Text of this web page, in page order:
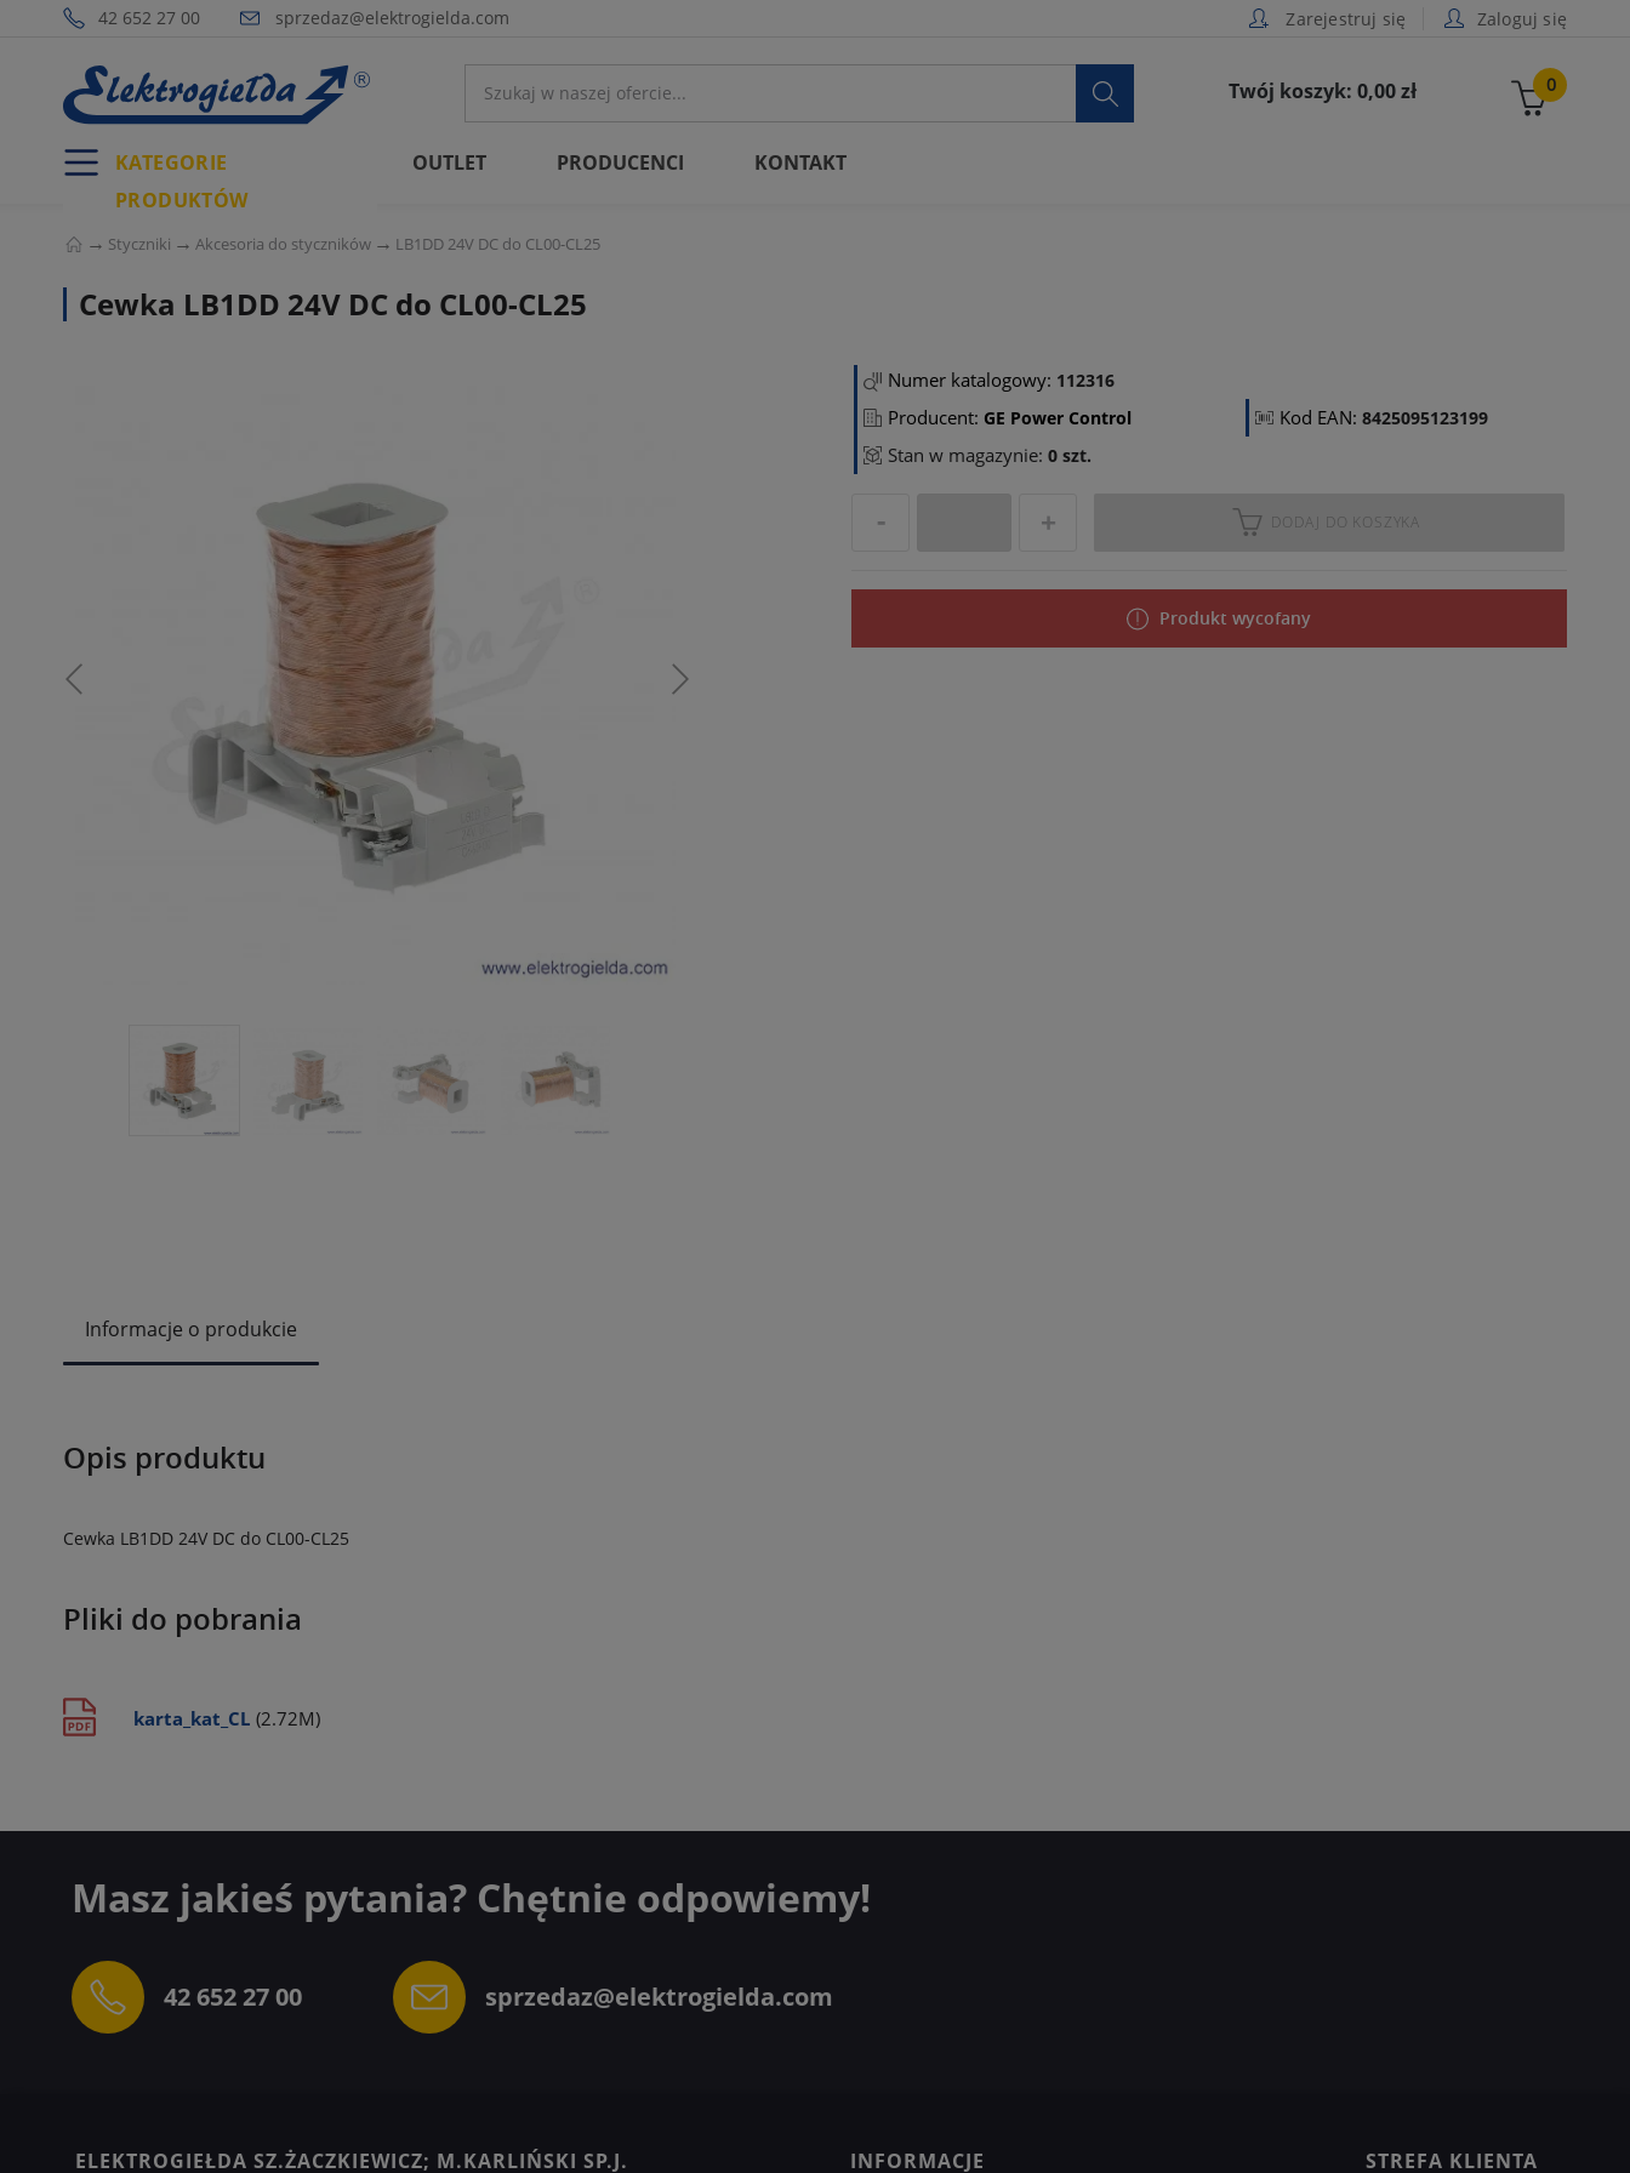
42 652 27 00 sprzedaz@elektrogielda.com Zarejestruj się Zaloguj się
0
Twój koszyk: 0,00 zł

KATEGORIE
PRODUKTÓW
OUTLET PRODUCENCI KONTAKT
Styczniki Akcesoria do styczników LB1DD 24V DC do CL00-CL25
Cewka LB1DD 24V DC do CL00-CL25
Numer katalogowy: 112316
Producent: GE Power Control Kod EAN:8425095123199
Stan w magazynie: 0 szt.
DODAJ DO KOSZYKA
Produkt wycofany
Informacje o produkcie
Opis produktu
Cewka LB1DD 24V DC do CL00-CL25
Pliki do pobrania
karta_kat_CL (2.72M)
Masz jakieś pytania? Chętnie odpowiemy!
42 652 27 00 sprzedaz@elektrogielda.com
ELEKTROGIEŁDA SZ.ŻACZKIEWICZ; M.KARLIŃSKI SP.J. INFORMACJE STREFA KLIENTA